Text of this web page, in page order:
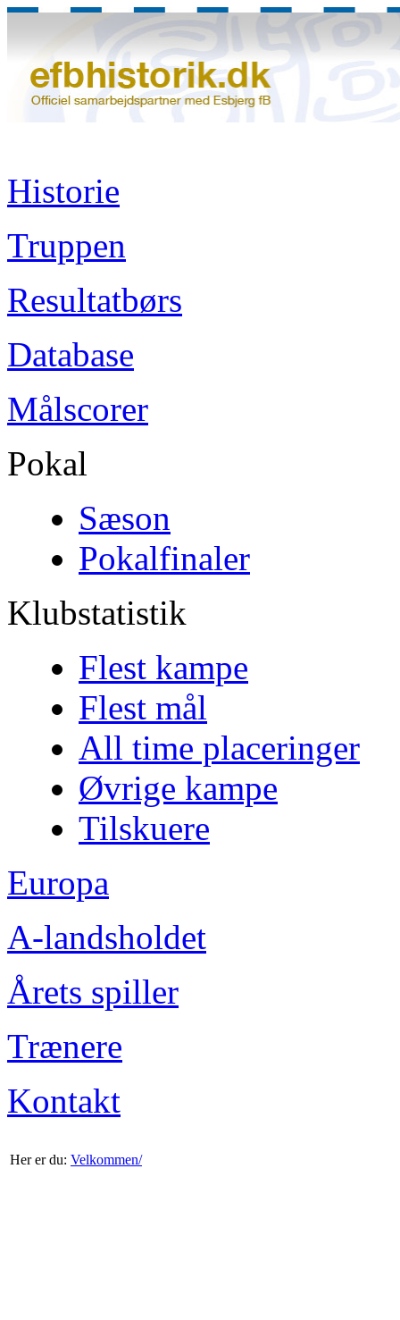
Historie
Truppen
Resultatbørs
Database
Målscorer
Pokal
Sæson
Pokalfinaler
Klubstatistik
Flest kampe
Flest mål
All time placeringer
Øvrige kampe
Tilskuere
Europa
A-landsholdet
Årets spiller
Trænere
Kontakt
Her er du: Velkommen/